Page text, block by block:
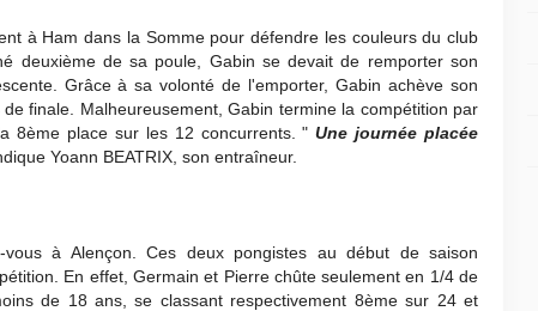
à Ham dans la Somme pour défendre les couleurs du club
deuxième de sa poule, Gabin se devait de remporter son
Grâce à sa volonté de l'emporter, Gabin achève son
finale. Malheureusement, Gabin termine la compétition par
8ème place sur les 12 concurrents. "Une journée placée
Yoann BEATRIX, son entraîneur.
vous à Alençon. Ces deux pongistes au début de saison
En effet, Germain et Pierre chûte seulement en 1/4 de
de 18 ans, se classant respectivement 8ème sur 24 et